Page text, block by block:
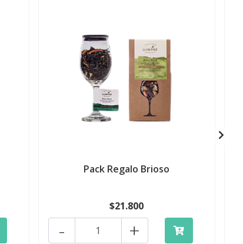
Pack Regalo Brioso
$21.800
+
-